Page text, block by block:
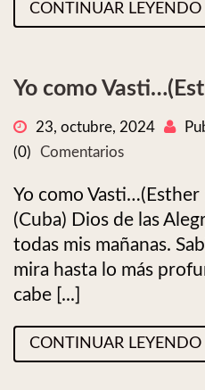
CONTINUAR LEYENDO
Yo como
23, octubre, 2024
(0)
Comentarios
Yo como Vasti…(Esther
(Cuba) Dios de las
todas mis mañanas.
mira hasta lo más
cabe [...]
CONTINUAR LEYENDO